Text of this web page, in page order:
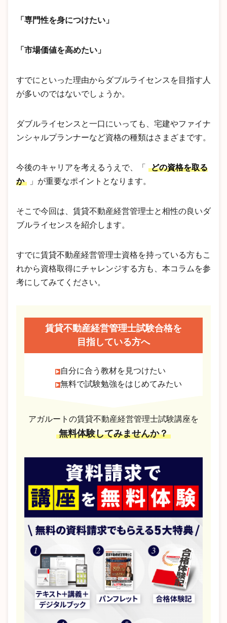
「専門性を身につけたい」
「市場価値を高めたい」
すでにといった理由からダブルライセンスを目指す人
が多いのではないでしょうか。
ダブルライセンスと一口にいっても、宅建やファイナ
ンシャルプランナーなど資格の種類はさまざまです。
今後のキャリアを考えるうえで、「
どの資格を取る
か
」が重要なポイントとなります。
そこで今回は、賃貸不動産経営管理士と相性の良いダ
ブルライセンスを紹介します。
すでに賃貸不動産経営管理士資格を持っている方もこ
れから資格取得にチャレンジする方も、本コラムを参
考にしてみてください。
賃貸不動産経営管理士試験合格を
目指している方へ
自分に合う教材を見つけたい
無料で試験勉強をはじめてみたい
アガルートの賃貸不動産経営管理士試験講座を
無料体験してみませんか？